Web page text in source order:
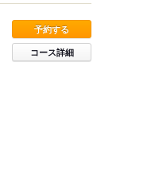
予約する
コース詳細